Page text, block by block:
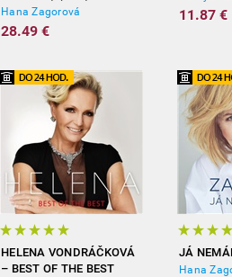
Hana Zagorová
28.49 €
11.87 €
HELENA VONDRÁČKOVÁ
– BEST OF THE BEST
JÁ
Hana